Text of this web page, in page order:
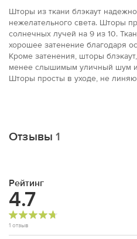
Шторы из ткани блэкаут
нежелательного света. Шторы
солнечных лучей на 9 из 10.
хорошее затенение благодаря
Кроме затенения, шторы
менее слышимым уличный шум и
Шторы просты в уходе, не
Отзывы 1
Рейтинг
4.7
1 отзыв